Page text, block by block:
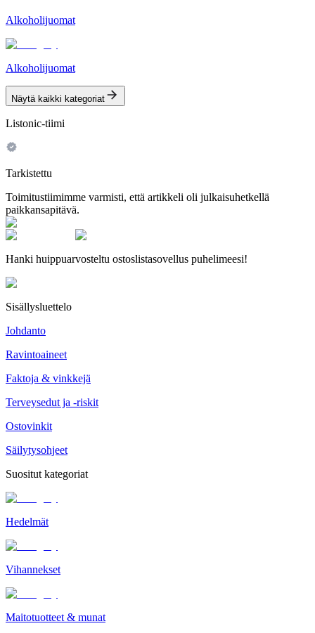
Alkoholijuomat
Alkoholijuomat
Näytä kaikki kategoriat
Listonic-tiimi
Tarkistettu
Toimitustiimimme varmisti, että artikkeli oli julkaisuhetkellä
paikkansapitävä.
Hanki huippuarvosteltu ostoslistasovellus puhelimeesi!
Sisällysluettelo
Johdanto
Ravintoaineet
Faktoja & vinkkejä
Terveysedut ja -riskit
Ostovinkit
Säilytysohjeet
Suositut kategoriat
Hedelmät
Vihannekset
Maitotuotteet & munat